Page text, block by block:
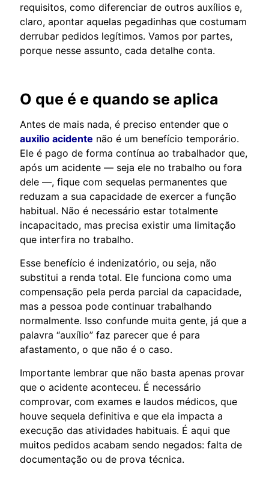
requisitos, como diferenciar de outros auxílios e,
claro, apontar aquelas pegadinhas que costumam
derrubar pedidos legítimos. Vamos por partes,
porque nesse assunto, cada detalhe conta.
O que é e quando se aplica
Antes de mais nada, é preciso entender que o
auxilio acidente não é um benefício temporário.
Ele é pago de forma contínua ao trabalhador que,
após um acidente — seja ele no trabalho ou fora
dele —, fique com sequelas permanentes que
reduzam a sua capacidade de exercer a função
habitual. Não é necessário estar totalmente
incapacitado, mas precisa existir uma limitação
que interfira no trabalho.
Esse benefício é indenizatório, ou seja, não
substitui a renda total. Ele funciona como uma
compensação pela perda parcial da capacidade,
mas a pessoa pode continuar trabalhando
normalmente. Isso confunde muita gente, já que a
palavra “auxílio” faz parecer que é para
afastamento, o que não é o caso.
Importante lembrar que não basta apenas provar
que o acidente aconteceu. É necessário
comprovar, com exames e laudos médicos, que
houve sequela definitiva e que ela impacta a
execução das atividades habituais. É aqui que
muitos pedidos acabam sendo negados: falta de
documentação ou de prova técnica.